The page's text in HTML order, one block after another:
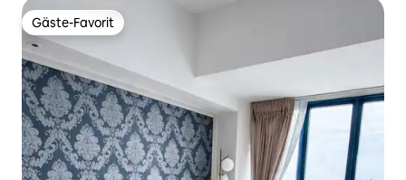
Gäste-Favorit
Gäste-Favorit